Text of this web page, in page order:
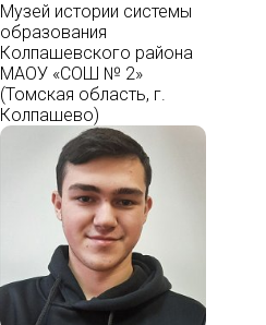
Музей истории системы
образования
Колпашевского района
МАОУ «СОШ № 2»
(Томская область, г.
Колпашево)